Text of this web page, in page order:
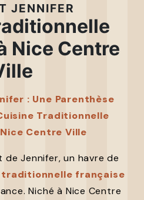
JENNIFER
Nice Centre
: Une Parenthèse
Traditionnelle
Centre Ville
de Jennifer, un havre de
traditionnelle française
Niché à Nice Centre